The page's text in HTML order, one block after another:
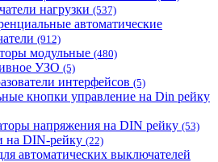
нагрузки (537)
автоматические
(912)
модульные (480)
УЗО (5)
интерфейсов (5)
кнопки управление на Din рейку
напряжения на DIN рейку (53)
на DIN-рейку (22)
автоматических выключателей